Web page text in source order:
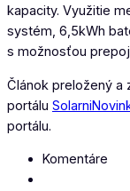
kapacity. Využitie
systém, 6,5kWh
s možnosťou
Článok preložený a
portálu
portálu.
Komentáre